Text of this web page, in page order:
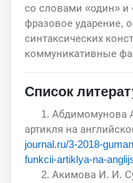
со словами «один» и
фразовое ударение,
синтаксических
коммуникативные
Список
1. Абдимомунова
артикля на
journal.ru/3-2018-
funkcii-artiklya-na-
2. Акимова И. И.